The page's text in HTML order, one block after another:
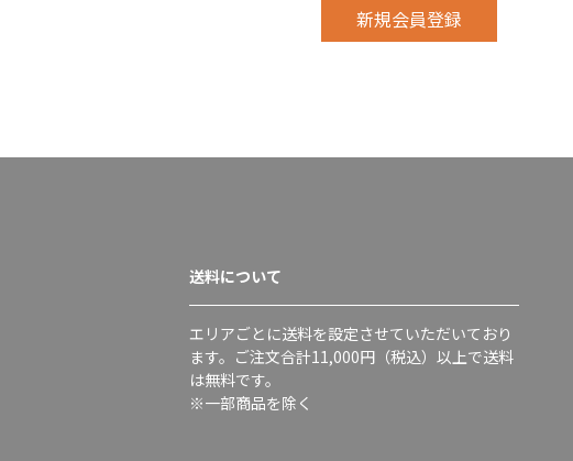
送料について
エリアごとに送料を設定させていただいており
ます。ご注文合計11,000円（税込）以上で送料
は無料です。
※一部商品を除く